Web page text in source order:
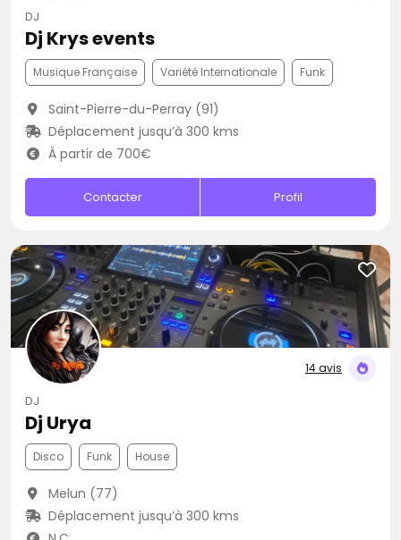
DJ
Dj Krys events
Musique Française Variété Internationale Funk
Saint-Pierre-du-Perray (91)
Déplacement jusqu’à 300 kms
À partir de 700€
Contacter Profil
14 avis
DJ
Dj Urya
Disco Funk House
Melun (77)
Déplacement jusqu’à 300 kms